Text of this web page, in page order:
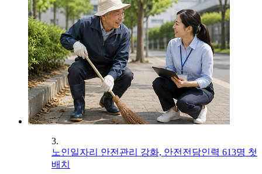
3.
노인일자리 안전관리 강화, 안전전담인력 613명 첫
배치